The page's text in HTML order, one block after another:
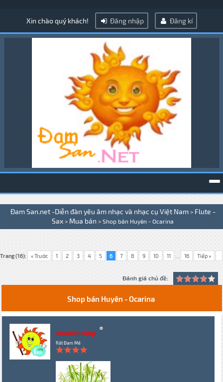
Xin chào quý khách! Đăng nhập Đăng kí
Đam San.net -Diễn đàn yêu âm nhạc và nhạc cụ Việt Nam > Flute -
Sax > Mua bán > Shop bán Huyên - Ocarina
Trang (16): « Trước 1 2 3 4 5 6 7 8 9 10 11 ... 16 Tiếp »
Đánh giá chủ đề:
Shop bán Huyên - Ocarina
smallshrimp
Rất Đam Mê